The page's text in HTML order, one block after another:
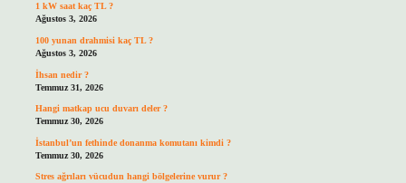
1 kW saat kaç TL ?
Ağustos 3, 2026
100 yunan drahmisi kaç TL ?
Ağustos 3, 2026
İhsan nedir ?
Temmuz 31, 2026
Hangi matkap ucu duvarı deler ?
Temmuz 30, 2026
İstanbul’un fethinde donanma komutanı kimdi ?
Temmuz 30, 2026
Stres ağrıları vücudun hangi bölgelerine vurur ?